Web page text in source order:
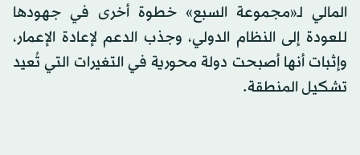
المالي لـ«مجموعة السبع» خطوة أخرى في جهودها
للعودة إلى النظام الدولي، وجذب الدعم لإعادة الإعمار،
وإثبات أنها أصبحت دولة محورية في التغيرات التي تُعيد
تشكيل المنطقة.